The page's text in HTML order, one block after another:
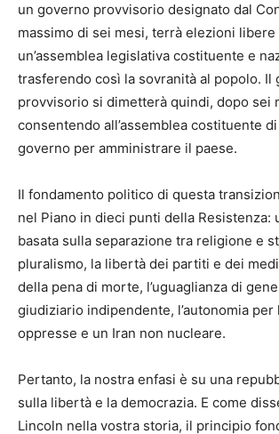
un governo provvisorio designato dal
massimo di sei mesi, terrà elezioni
un’assemblea legislativa costituente e
trasferendo così la sovranità al popolo. Il
provvisorio si dimetterà quindi, dopo sei
consentendo all’assemblea costituente
governo per amministrare il paese.
Il fondamento politico di questa
nel Piano in dieci punti della Resistenza:
basata sulla separazione tra religione e
pluralismo, la libertà dei partiti e dei
della pena di morte, l’uguaglianza di
giudiziario indipendente, l’autonomia per
oppresse e un Iran non nucleare.
Pertanto, la nostra enfasi è su una
sulla libertà e la democrazia. E come
Lincoln nella vostra storia, il principio